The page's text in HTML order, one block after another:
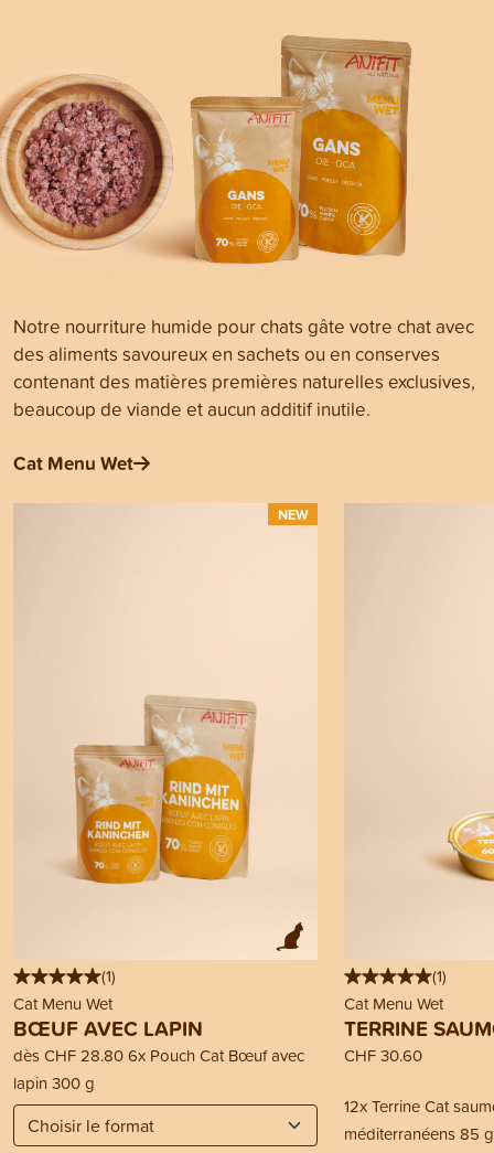
Notre nourriture humide pour chats gâte votre chat avec
des aliments savoureux en sachets ou en conserves
contenant des matières premières naturelles exclusives,
beaucoup de viande et aucun additif inutile.
Cat Menu Wet
NEW
(1)
Cat Menu Wet
BŒUF AVEC LAPIN
dèsCHF 28.806x Pouch Cat Bœuf avec
lapin 300 g
(1)
Cat Menu Wet
TERRINE
CHF 30.60
12x Terrine Cat
méditerranéens 85 g